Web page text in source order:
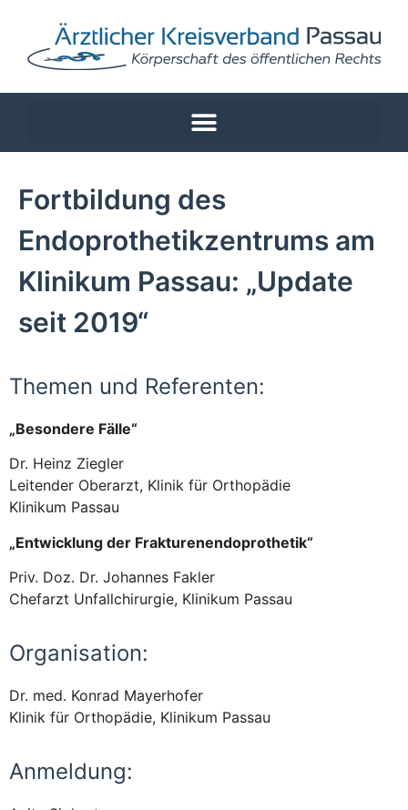
Fortbildung des
Endoprothetikzentrums am
Klinikum Passau: „Update
seit 2019“
Themen und Referenten:
„Besondere Fälle“
Dr. Heinz Ziegler
Leitender Oberarzt, Klinik für Orthopädie
Klinikum Passau
„Entwicklung der Frakturenendoprothetik“
Priv. Doz. Dr. Johannes Fakler
Chefarzt Unfallchirurgie, Klinikum Passau
Organisation:
Dr. med. Konrad Mayerhofer
Klinik für Orthopädie, Klinikum Passau
Anmeldung: